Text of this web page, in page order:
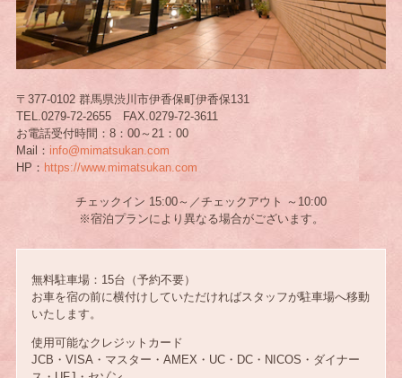
〒377-0102 群馬県渋川市伊香保町伊香保131
TEL.0279-72-2655 FAX.0279-72-3611
お電話受付時間：8：00～21：00
Mail： info@mimatsukan.com
HP： https://www.mimatsukan.com
チェックイン 15:00～／チェックアウト ～10:00
※宿泊プランにより異なる場合がございます。
無料駐車場：15台（予約不要）
お車を宿の前に横付けしていただければスタッフが駐車場へ移動
いたします。
使用可能なクレジットカード
JCB・VISA・マスター・AMEX・UC・DC・NICOS・ダイナー